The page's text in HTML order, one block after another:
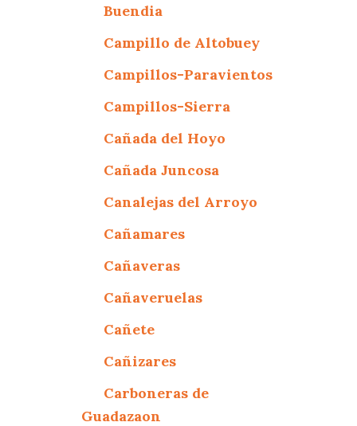
Buendia
Campillo de Altobuey
Campillos-Paravientos
Campillos-Sierra
Cañada del Hoyo
Cañada Juncosa
Canalejas del Arroyo
Cañamares
Cañaveras
Cañaveruelas
Cañete
Cañizares
Carboneras de
Guadazaon